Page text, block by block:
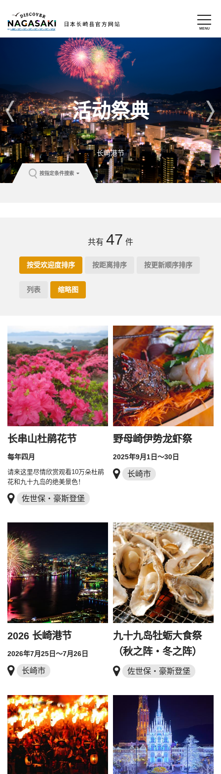
活动祭典
YOSAKOI佐世保祭
按指定条件搜索
共有 47 件
按受欢迎度排序 按距离排序 按更新顺序排序
列表 缩略图
长串山杜鹃花节
每年四月
请来这里尽情欣赏观看10万朵杜鹃
花和九十九岛的绝美景色！
佐世保・豪斯登堡
野母崎伊势龙虾祭
2025年9月1日～30日
长崎市
2026 长崎港节
2026年7月25日～7月26日
长崎市
九十九岛牡蛎大食祭
（秋之阵・冬之阵）
佐世保・豪斯登堡